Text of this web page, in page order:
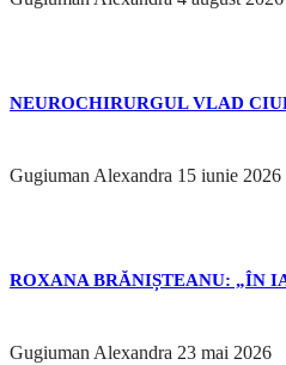
NEUROCHIRURGUL VLAD
Gugiuman Alexandra 15 iunie 2026
ROXANA BRĂNIȘTEANU: „ÎN
Gugiuman Alexandra 23 mai 2026